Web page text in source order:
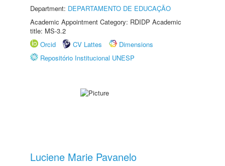
Department: DEPARTAMENTO DE EDUCAÇÃO
Academic Appointment Category: RDIDP Academic
title: MS-3.2
Orcid
CV Lattes
Dimensions
Repositório Institucional UNESP
Luciene Marie Pavanelo